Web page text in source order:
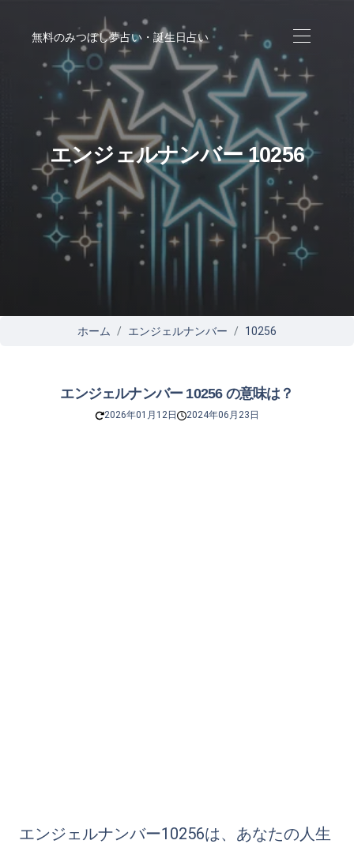
無料のみつぼし夢占い・誕生日占い
エンジェルナンバー 10256
ホーム エンジェルナンバー 10256
エンジェルナンバー 10256 の意味は？
2026年01月12日 2024年06月23日
エンジェルナンバー10256は、あなたの人生